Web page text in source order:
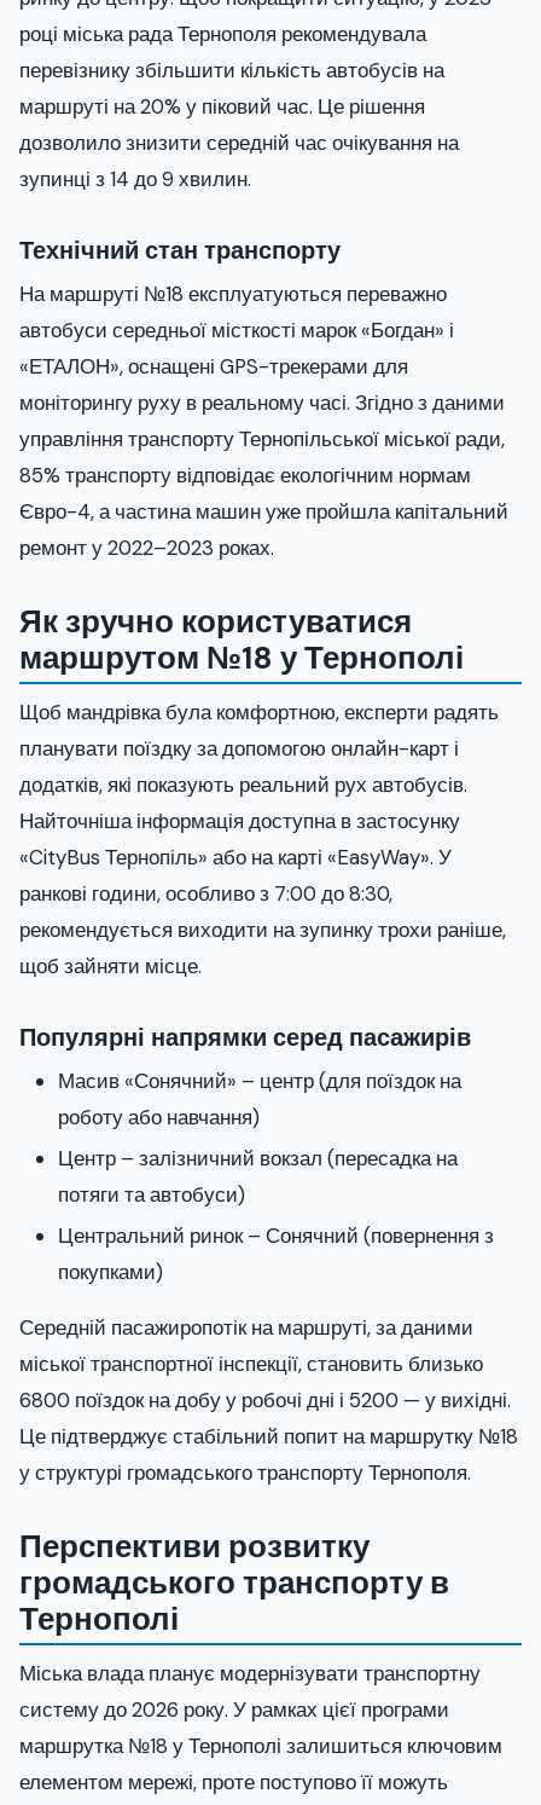
році міська рада Тернополя рекомендувала
перевізнику збільшити кількість автобусів на
маршруті на 20% у піковий час. Це рішення
дозволило знизити середній час очікування на
зупинці з 14 до 9 хвилин.
Технічний стан транспорту
На маршруті №18 експлуатуються переважно
автобуси середньої місткості марок «Богдан» і
«ЕТАЛОН», оснащені GPS-трекерами для
моніторингу руху в реальному часі. Згідно з даними
управління транспорту Тернопільської міської ради,
85% транспорту відповідає екологічним нормам
Євро-4, а частина машин уже пройшла капітальний
ремонт у 2022–2023 роках.
Як зручно користуватися
маршрутом №18 у Тернополі
Щоб мандрівка була комфортною, експерти радять
планувати поїздку за допомогою онлайн-карт і
додатків, які показують реальний рух автобусів.
Найточніша інформація доступна в застосунку
«CityBus Тернопіль» або на карті «EasyWay». У
ранкові години, особливо з 7:00 до 8:30,
рекомендується виходити на зупинку трохи раніше,
щоб зайняти місце.
Популярні напрямки серед пасажирів
Масив «Сонячний» – центр (для поїздок на
роботу або навчання)
Центр – залізничний вокзал (пересадка на
потяги та автобуси)
Центральний ринок – Сонячний (повернення з
покупками)
Середній пасажиропотік на маршруті, за даними
міської транспортної інспекції, становить близько
6800 поїздок на добу у робочі дні і 5200 — у вихідні.
Це підтверджує стабільний попит на маршрутку №18
у структурі громадського транспорту Тернополя.
Перспективи розвитку
громадського транспорту в
Тернополі
Міська влада планує модернізувати транспортну
систему до 2026 року. У рамках цієї програми
маршрутка №18 у Тернополі залишиться ключовим
елементом мережі, проте поступово її можуть